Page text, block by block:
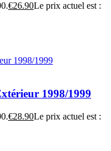
€26.90Le prix actuel est :
1998/1999
€28.90Le prix actuel est :